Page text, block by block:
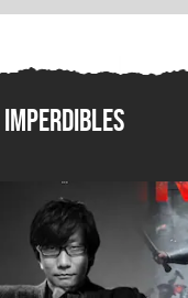
Imperdibles